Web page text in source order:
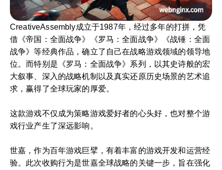
CreativeAssembly成立于1987年，经过多年的打拼，凭
借《帝国：全面战争》《罗马：全面战争》《战锤：全面
战争》等经典作品，确立了自己在战略游戏领域的领导地
位。而特别是《罗马：全面战争》系列，以其史诗般的宏
大叙事、深入的战略机制以及真实还原历史场景的艺术追
求，赢得了全球玩家的厚爱。
这款游戏不仅成为策略游戏爱好者的心头好，也对整个游
戏行业产生了深远影响。
世嘉，作为百年游戏巨擘，有着丰富的游戏开发和运营经
验。此次收购行为是世嘉全球战略的关键一步，旨在强化